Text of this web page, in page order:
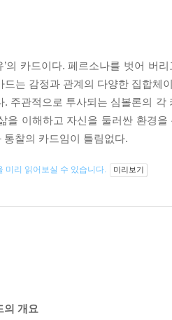
’의 카드이다. 페르소나를 벗어 버
드는 감정과 관계의 다양한 집합체
. 주관적으로 투사되는 심볼론의
을 이해하고 자신을 둘러싼 환경
통찰의 카드임이 틀림없다.
미리 읽어보실 수 있습니다. 미리보기
의 개요